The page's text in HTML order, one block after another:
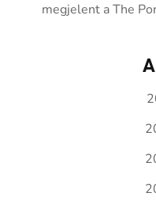
megjelent a The